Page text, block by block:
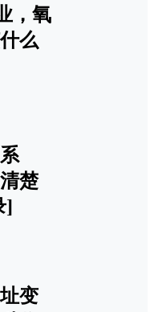
，氧
么
楚
]
变